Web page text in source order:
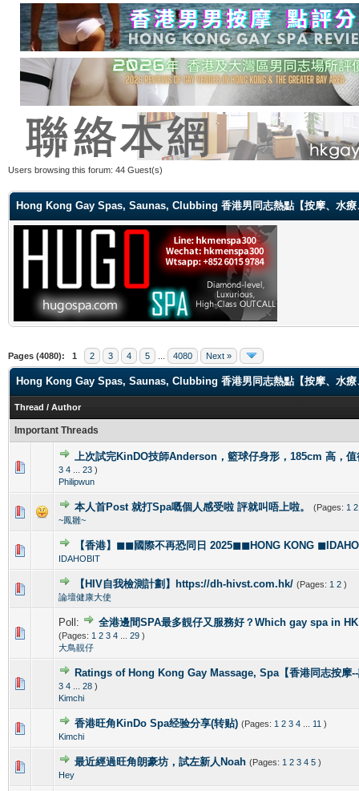
Users browsing this forum: 44 Guest(s)
Hong Kong Gay Spas, Saunas, Clubbing 香港男同志熱點【按摩、水
Pages (4080): 1 2 3 4 5 4080 Next »
Hong Kong Gay Spas, Saunas, Clubbing 香港男同志熱點【按摩、水療
Thread / Author
Important Threads
上次試完KinDO技師Anderson，籃球仔身形，185cm 高，
3 4 23 )
Philipwun
本人首Post 就打Spa嘅個人感受啦 評就叫唔上啦。 (Pages: 1 2
~鳳雛~
1 Vote(s) - 5 out of 5 in Average
12345
【香港】◼◼國際不再恐同日 2025◼◼HONG KONG
IDAHOBIT
0 Vote(s) - 0 out of 5 in Average
12345
【HIV自我檢測計劃】https://dh-hivst.com.hk/ (Pages: 1 2 )
論壇健康大使
0 Vote(s) - 0 out of 5 in Average
1 2345
Poll: 全港邊間SPA最多靚仔又服務好？Which gay spa in
(Pages: 1 2 3 4 29 )
大鳥靚仔
1 Vote(s) - 4 out of 5 in Average
Ratings of Hong Kong Gay Massage, Spa【香港同志按摩
3 4 28 )
Kimchi
1 Vote(s) - 5 out of 5 in Average
23
香港旺角KinDo Spa经验分享(转贴) (Pages: 1 2 3 4 11 )
Kimchi
0 Vote(s) - 0 out of 5 in Average
12345
最近經過旺角朗豪坊，試左新人Noah (Pages: 1 2 3 4 5 )
Hey
1 Vote(s) - 5 out of 5 in Average
12345